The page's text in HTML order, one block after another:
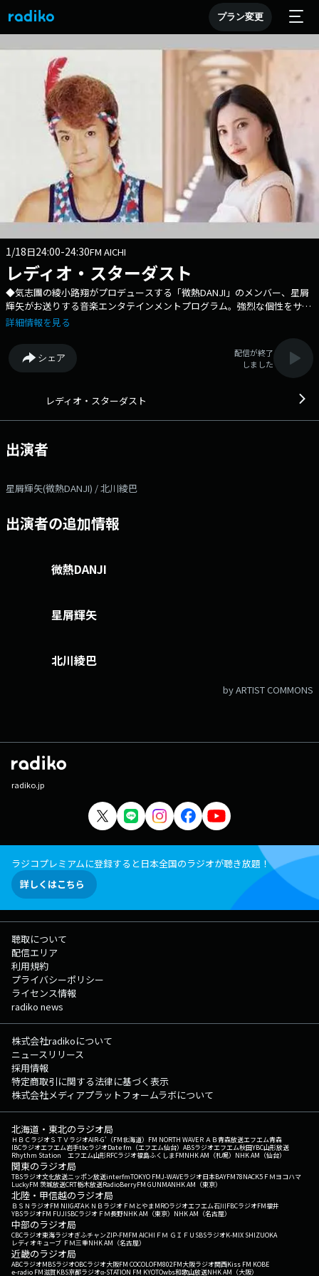
プラン変更
1/18日24:00-24:30FM AICHI
レディオ・スターダスト
◆気志團の綾小路翔がプロデュースする「微熱DANJI」のメンバー、星屑
輝矢がお送りする音楽エンタテインメントプログラム。強烈な個性をサポ
ートするのは、元アイドルで現在はタレント/プロデューサーとして活動
ハッシュタグは「#エフエムアイチ」 Xアカウントは「@FMAICHI」
詳細情報を見る
シェア
配信が終了
しました
レディオ・スターダスト
出演者
星屑輝矢(微熱DANJI) / 北川綾巴
出演者の追加情報
微熱DANJI
星屑輝矢
北川綾巴
by ARTIST COMMONS
radiko.jp
ラジコプレミアムに登録すると日本全国のラジオが聴き放題！
詳しくはこちら
聴取について
配信エリア
利用規約
プライバシーポリシー
ライセンス情報
radiko news
株式会社radikoについて
ニュースリリース
採用情報
特定商取引に関する法律に基づく表示
株式会社メディアプラットフォームラボについて
北海道・東北のラジオ局
ＨＢＣラジオＳＴＶラジオAIR-G'（FM北海道） FM NORTH WAVEＲＡＢ青森放送エフエム青森
IBCラジオエフエム岩手tbcラジオDate fm（エフエム仙台） ABSラジオエフエム秋田YBC山形放送
Rhythm Station エフエム山形RFCラジオ福島ふくしまFMNHK AM（札幌） NHK AM（仙台）
関東のラジオ局
TBSラジオ文化放送ニッポン放送interfmTOKYO FMJ-WAVEラジオ日本BAYFM78NACK5 ＦＭヨコハマ
LuckyFM 茨城放送CRT栃木放送RadioBerryFM GUNMANHK AM（東京）
北陸・甲信越のラジオ局
ＢＳＮラジオFM NIIGATAＫＮＢラジオ ＦＭとやまMROラジオエフエム石川FBCラジオFM福井
YBSラジオFM FUJISBCラジオ ＦＭ長野NHK AM（東京） NHK AM（名古屋）
中部のラジオ局
CBCラジオ東海ラジオぎふチャンZIP-FMFM AICHI ＦＭ ＧＩＦＵ SBSラジオK-MIX SHIZUOKA
レディオキューブ ＦＭ三重NHK AM（名古屋）
近畿のラジオ局
ABCラジオMBSラジオOBCラジオ大阪FM COCOLOFM802FM大阪ラジオ関西Kiss FM KOBE
e-radio FM滋賀KBS京都ラジオα-STATION FM KYOTOwbs和歌山放送NHK AM（大阪）